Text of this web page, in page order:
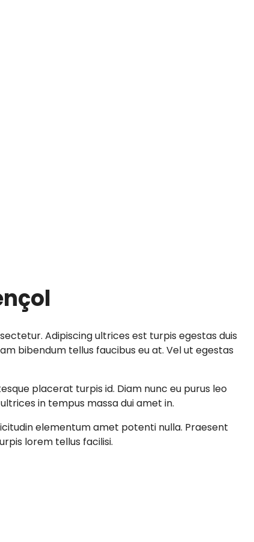
Adipiscing ultrices est turpis egestas duis
bibendum tellus faucibus eu at. Vel ut egestas
placerat turpis id. Diam nunc eu purus leo
in tempus massa dui amet in.
elementum amet potenti nulla. Praesent
lorem tellus facilisi.